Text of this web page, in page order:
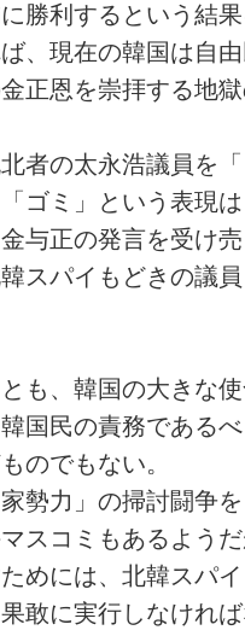
勝利するという結
、現在の韓国は自
正恩を崇拝する地
者の太永浩議員を
ゴミ」という表現
与正の発言を受け
スパイもどきの議
も、韓国の大きな
国民の責務である
のでもない。
勢力」の掃討闘争
スコミもあるよう
めには、北韓スパ
敢に実行しなけれ